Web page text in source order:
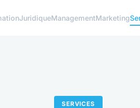
JuridiqueManagementMarketing
SERVICES